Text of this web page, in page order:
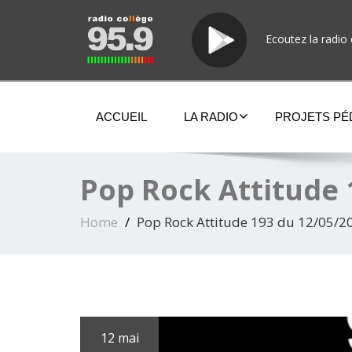
Ecoutez la radio
ACCUEIL LA RADIO PROJETS
Pop Rock Attitude
Home Pop Rock Attitude 193 du 12/05/
12 mai